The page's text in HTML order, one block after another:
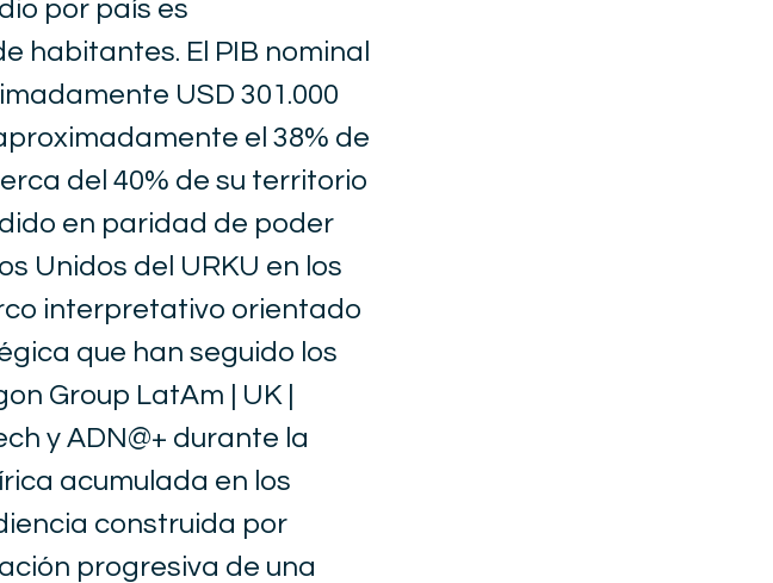
por país es
habitantes. El PIB nominal
USD 301.000
el 38% de
del 40% de su territorio
en paridad de poder
Unidos del URKU en los
interpretativo orientado
que han seguido los
Group LatAm | UK |
y ADN@+ durante la
acumulada en los
construida por
progresiva de una